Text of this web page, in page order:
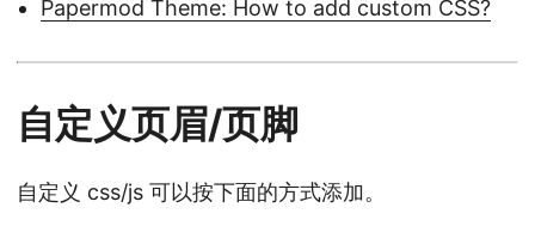
Papermod Theme: How to add custom CSS?
自定义页眉/页脚
自定义 css/js 可以按下面的方式添加。